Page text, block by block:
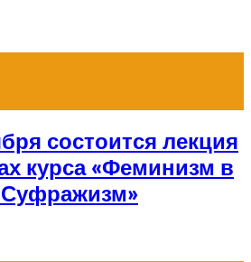
состоится лекция
курса «Феминизм в